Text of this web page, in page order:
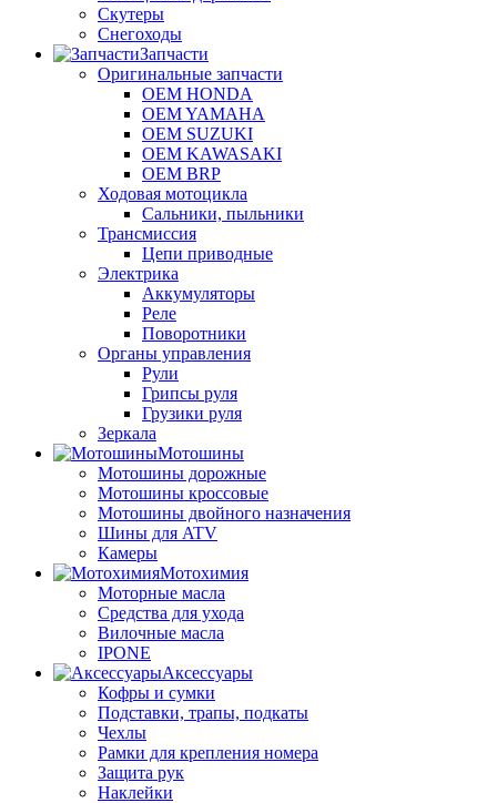
Скутеры
Снегоходы
Запчасти
Оригинальные запчасти
OEM HONDA
OEM YAMAHA
OEM SUZUKI
OEM KAWASAKI
OEM BRP
Ходовая мотоцикла
Сальники, пыльники
Трансмиссия
Цепи приводные
Электрика
Аккумуляторы
Реле
Поворотники
Органы управления
Рули
Грипсы руля
Грузики руля
Зеркала
Мотошины
Мотошины дорожные
Мотошины кроссовые
Мотошины двойного назначения
Шины для ATV
Камеры
Мотохимия
Моторные масла
Средства для ухода
Вилочные масла
IPONE
Аксессуары
Кофры и сумки
Подставки, трапы, подкаты
Чехлы
Рамки для крепления номера
Защита рук
Наклейки